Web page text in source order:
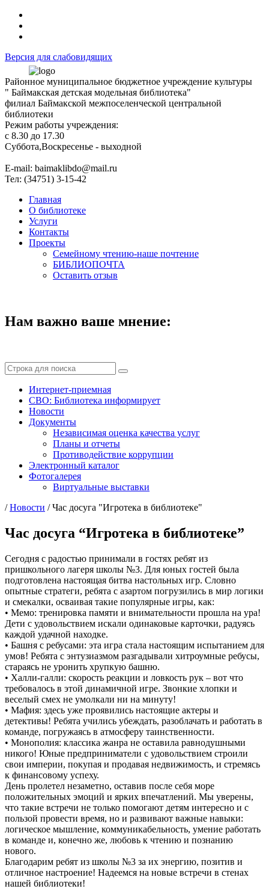
Версия для слабовидящих
Районное муниципальное бюджетное учреждение культуры
" Баймакская детская модельная библиотека"
филиал Баймакской межпоселенческой центральной
библиотеки
Режим работы учреждения:
с 8.30 до 17.30
Суббота,Воскресенье - выходной
Е-mail: baimaklibdo@mail.ru
Тел: (34751) 3-15-42
Главная
О библиотеке
Услуги
Контакты
Проекты
Семейному чтению-наше почтение
БИБЛИОПОЧТА
Оставить отзыв
Нам важно ваше мнение:
Интернет-приемная
СВО: Библиотека информирует
Новости
Документы
Независимая оценка качества услуг
Планы и отчеты
Противодействие коррупции
Электронный каталог
Фотогалерея
Виртуальные выставки
/Новости /Час досуга "Игротека в библиотеке"
Час досуга “Игротека в библиотеке”
Сегодня с радостью принимали в гостях ребят из
пришкольного лагеря школы №3. Для юных гостей была
подготовлена настоящая битва настольных игр. Словно
опытные стратеги, ребята с азартом погрузились в мир логики
и смекалки, осваивая такие популярные игры, как:
• Мемо: тренировка памяти и внимательности прошла на ура!
Дети с удовольствием искали одинаковые карточки, радуясь
каждой удачной находке.
• Башня с ребусами: эта игра стала настоящим испытанием для
умов! Ребята с энтузиазмом разгадывали хитроумные ребусы,
стараясь не уронить хрупкую башню.
• Халли-галли: скорость реакции и ловкость рук – вот что
требовалось в этой динамичной игре. Звонкие хлопки и
веселый смех не умолкали ни на минуту!
• Мафия: здесь уже проявились настоящие актеры и
детективы! Ребята учились убеждать, разоблачать и работать в
команде, погружаясь в атмосферу таинственности.
• Монополия: классика жанра не оставила равнодушными
никого! Юные предприниматели с удовольствием строили
свои империи, покупая и продавая недвижимость, и стремясь
к финансовому успеху.
День пролетел незаметно, оставив после себя море
положительных эмоций и ярких впечатлений. Мы уверены,
что такие встречи не только помогают детям интересно и с
пользой провести время, но и развивают важные навыки:
логическое мышление, коммуникабельность, умение работать
в команде и, конечно же, любовь к чтению и познанию
нового.
Благодарим ребят из школы №3 за их энергию, позитив и
отличное настроение! Надеемся на новые встречи в стенах
нашей библиотеки!